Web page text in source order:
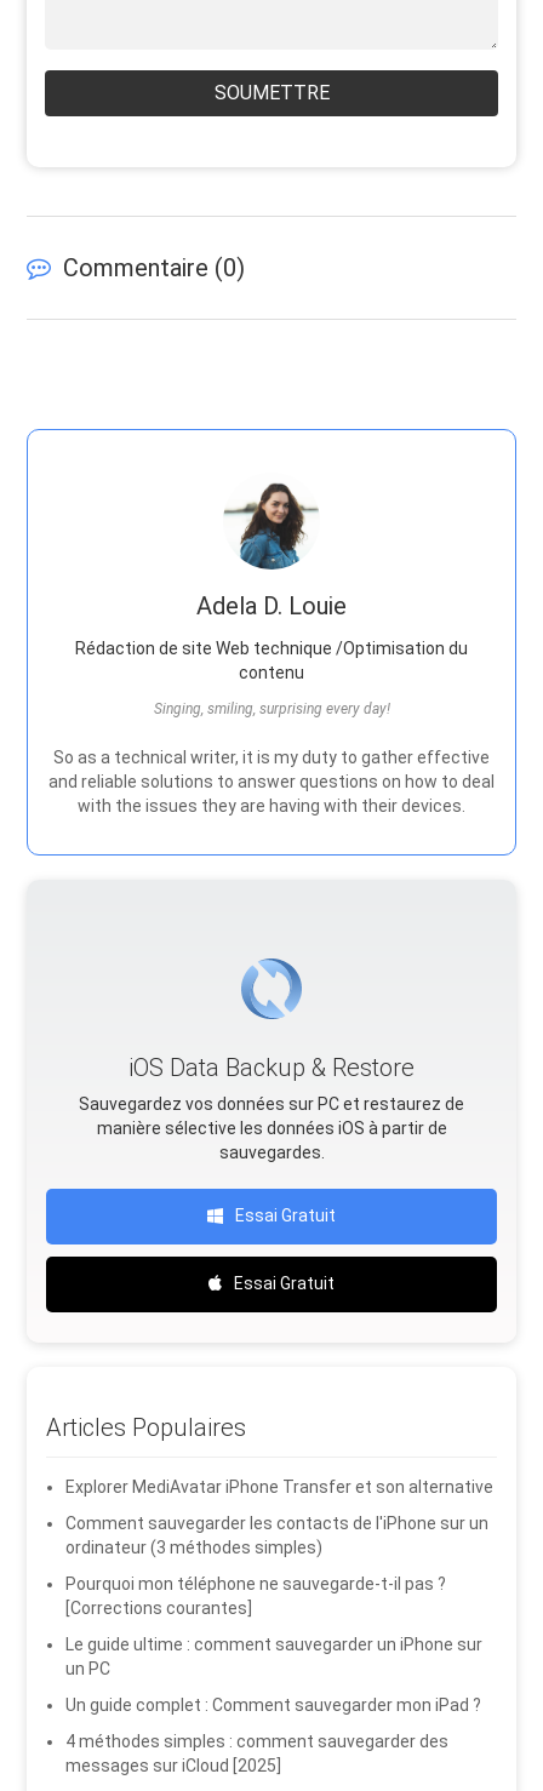
SOUMETTRE
Commentaire (0)
Adela D. Louie
Rédaction de site Web technique /Optimisation du
contenu
Singing, smiling, surprising every day!
So as a technical writer, it is my duty to gather effective
and reliable solutions to answer questions on how to deal
with the issues they are having with their devices.
iOS Data Backup & Restore
Sauvegardez vos données sur PC et restaurez de
manière sélective les données iOS à partir de
sauvegardes.
Essai Gratuit
Essai Gratuit
Articles Populaires
Explorer MediAvatar iPhone Transfer et son alternative
Comment sauvegarder les contacts de l'iPhone sur un
ordinateur (3 méthodes simples)
Pourquoi mon téléphone ne sauvegarde-t-il pas ?
[Corrections courantes]
Le guide ultime : comment sauvegarder un iPhone sur
un PC
Un guide complet : Comment sauvegarder mon iPad ?
4 méthodes simples : comment sauvegarder des
messages sur iCloud [2025]